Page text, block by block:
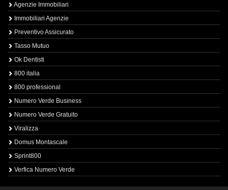
Agenzie Immobiliari
Immobiliari Agenzie
Preventivo Assicurato
Tasso Mutuo
Ok Dentisti
800 italia
800 professional
Numero Verde Business
Numero Verde Gratuito
Viralizza
Domus Montascale
Sprint800
Verfica Numero Verde